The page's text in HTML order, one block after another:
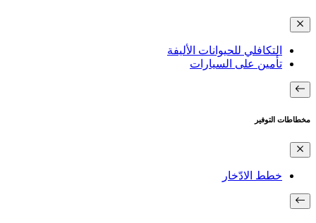
التكافلي للحيوانات الأليفة
تأمين على السيارات
مخطاطات التوفير
خطط الادّخار